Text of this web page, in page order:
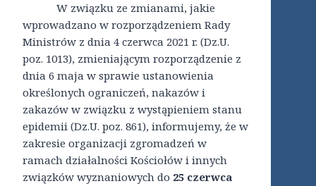
W związku ze zmianami, jakie
wprowadzano w rozporządzeniem Rady
Ministrów z dnia 4 czerwca 2021 r. (Dz.U.
poz. 1013), zmieniającym rozporządzenie z
dnia 6 maja w sprawie ustanowienia
określonych ograniczeń, nakazów i
zakazów w związku z wystąpieniem stanu
epidemii (Dz.U. poz. 861), informujemy, że w
zakresie organizacji zgromadzeń w
ramach działalności Kościołów i innych
związków wyznaniowych do 25 czerwca